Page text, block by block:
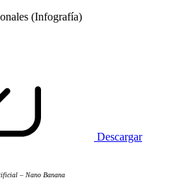
Descargar
– Nano Banana